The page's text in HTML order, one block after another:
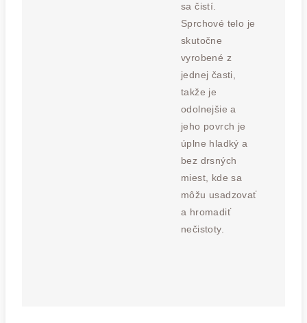
sa čistí.
Sprchové telo je
skutočne
vyrobené z
jednej časti,
takže je
odolnejšie a
jeho povrch je
úplne hladký a
bez drsných
miest, kde sa
môžu usadzovať
a hromadiť
nečistoty.